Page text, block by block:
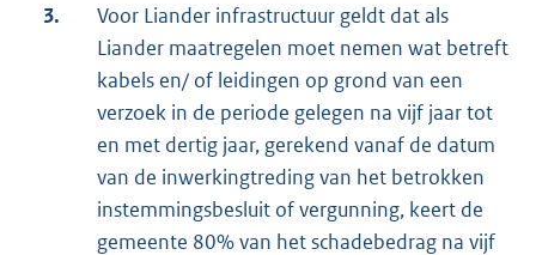
3.
Voor Liander infrastructuur geldt dat als
Liander maatregelen moet nemen wat betreft
kabels en/ of leidingen op grond van een
verzoek in de periode gelegen na vijf jaar tot
en met dertig jaar, gerekend vanaf de datum
van de inwerkingtreding van het betrokken
instemmingsbesluit of vergunning, keert de
gemeente 80% van het schadebedrag na vijf